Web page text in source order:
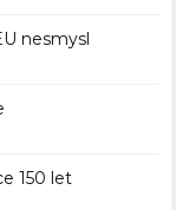
nesmysl
150 let